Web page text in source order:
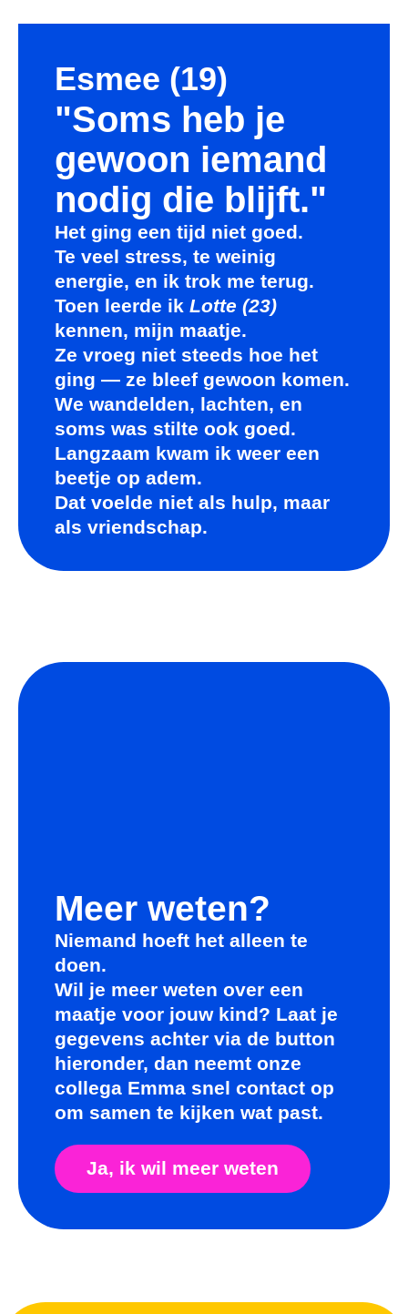
Esmee (19)
"Soms heb je
gewoon iemand
nodig die blijft."
Het ging een tijd niet goed.
Te veel stress, te weinig
energie, en ik trok me terug.
Toen leerde ik Lotte (23)
kennen, mijn maatje.
Ze vroeg niet steeds hoe het
ging — ze bleef gewoon komen.
We wandelden, lachten, en
soms was stilte ook goed.
Langzaam kwam ik weer een
beetje op adem.
Dat voelde niet als hulp, maar
als vriendschap.
Meer weten?
Niemand hoeft het alleen te
doen.
Wil je meer weten over een
maatje voor jouw kind? Laat je
gegevens achter via de button
hieronder, dan neemt onze
collega Emma snel contact op
om samen te kijken wat past.
Ja, ik wil meer weten